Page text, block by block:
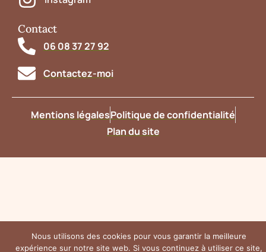
Contact
06 08 37 27 92
Contactez-moi
Mentions légalesPolitique de confidentialité
Plan du site
Nous utilisons des cookies pour vous garantir la meilleure
expérience sur notre site web. Si vous continuez à utiliser ce site,